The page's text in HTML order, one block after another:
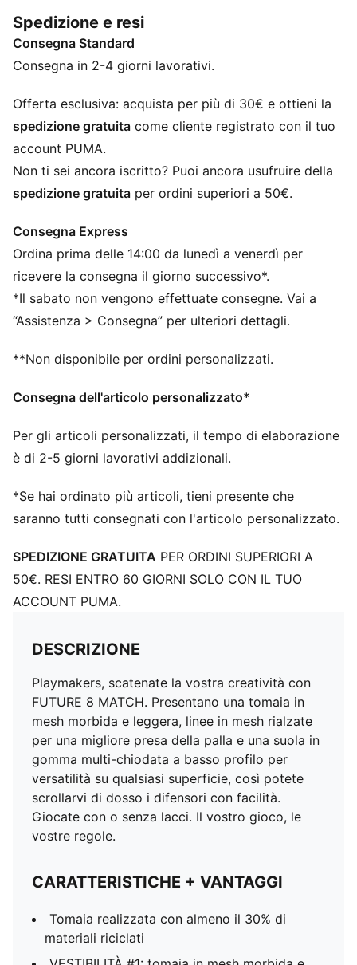
superficie, così potete scrollarvi di dosso i difensori
con facilità. Giocate con o senza lacci. Il vostro gioco,
le vostre regole.
Tomaia realizzata con almeno il 30% di materiali
riciclati
VESTIBILITÀ #1: tomaia in mesh morbida e leggera con
medio per migliorare la vestibilità, il comfort e il
supporto
centrale del piede per stabilità e stabilità
ABILITÀ: linee in rete rialzate per una maggiore presa e
controllo della palla
DETTAGLI
Le linee di rete rialzate migliorano la presa e il
Nastro di supporto sulla parte centrale del piede per
stabilità e stabilità
Tomaia in mesh morbida e leggera con colletto in
maglia elasticizzato per una migliore vestibilità e
comfort
Suola in gomma a basso profilo e intersuola in EVA.
Calzata da regolare ad ampia
TT: adatte a superfici naturali dure e terreni in erba
sintetica (2G)
sedici anni
Spedizione e resi
Consegna Standard
Consegna in 2-4 giorni lavorativi.
Offerta esclusiva: acquista per più di 30€ e ottieni la
spedizione gratuita come cliente registrato con il tuo
account PUMA.
Non ti sei ancora iscritto? Puoi ancora usufruire della
spedizione gratuita per ordini superiori a 50€.
Consegna Express
Ordina prima delle 14:00 da lunedì a venerdì per
ricevere la consegna il giorno successivo*.
*Il sabato non vengono effettuate consegne. Vai a
“Assistenza > Consegna” per ulteriori dettagli.
**Non disponibile per ordini personalizzati.
Consegna dell'articolo personalizzato*
Per gli articoli personalizzati, il tempo di elaborazione
è di 2-5 giorni lavorativi addizionali.
*Se hai ordinato più articoli, tieni presente che
saranno tutti consegnati con l'articolo personalizzato.
SPEDIZIONE GRATUITA PER ORDINI SUPERIORI A
50€. RESI ENTRO 60 GIORNI SOLO CON IL TUO
ACCOUNT PUMA.
DESCRIZIONE
Playmakers, scatenate la vostra creatività con
FUTURE 8 MATCH. Presentano una tomaia in
mesh morbida e leggera, linee in mesh rialzate
per una migliore presa della palla e una suola in
gomma multi-chiodata a basso profilo per
versatilità su qualsiasi superficie, così potete
scrollarvi di dosso i difensori con facilità.
Giocate con o senza lacci. Il vostro gioco, le
vostre regole.
CARATTERISTICHE + VANTAGGI
Tomaia realizzata con almeno il 30% di
materiali riciclati